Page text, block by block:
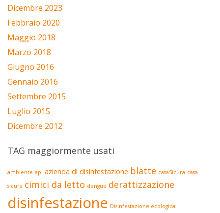
Dicembre 2023
Febbraio 2020
Maggio 2018
Marzo 2018
Giugno 2016
Gennaio 2016
Settembre 2015
Luglio 2015
Dicembre 2012
TAG maggiormente usati
ambiente api azienda di disinfestazione blatte casaSicura casa
sicura cimici da letto dengue derattizzazione
disinfestazione Disinfestazione ecologica